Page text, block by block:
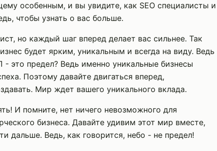
особенным, и вы увидите, как SEO специалисты и
чтобы узнать о вас больше.
но каждый шаг вперед делает вас сильнее. Так
будет ярким, уникальным и всегда на виду. Ведь
это предел? Ведь именно уникальные бизнесы
Поэтому давайте двигаться вперед,
Мир ждет вашего уникального вклада.
И помните, нет ничего невозможного для
бизнеса. Давайте удивим этот мир вместе,
дальше. Ведь, как говорится, небо - не предел!